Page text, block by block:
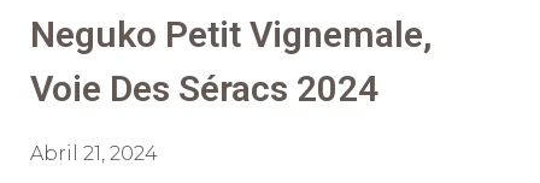
Neguko Petit Vignemale,
Voie Des Séracs 2024
Abril 21, 2024